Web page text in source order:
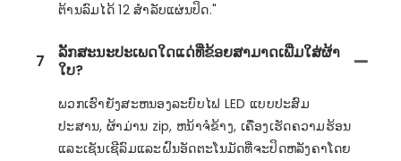
ຕ້ານລົມໄດ້ 12 ສໍາລັບແຜ່ນປິດ."
7
ລັກສະນະປະເພດໃດແດ່ທີ່ຂ້ອຍສາມາດເພີ່ມໃສ່ຜ້າ
ໃບ?
ພວກເຮົາຍັງສະຫນອງລະບົບໄຟ LED ແບບປະສົມ
ປະສານ, ຜ້າມ່ານ zip, ຫນ້າຈໍຂ້າງ, ເຄື່ອງເຮັດຄວາມຮ້ອນ
ແລະເຊັນເຊີລົມແລະຝົນອັດຕະໂນມັດທີ່ຈະປິດຫລັງຄາໂດຍ